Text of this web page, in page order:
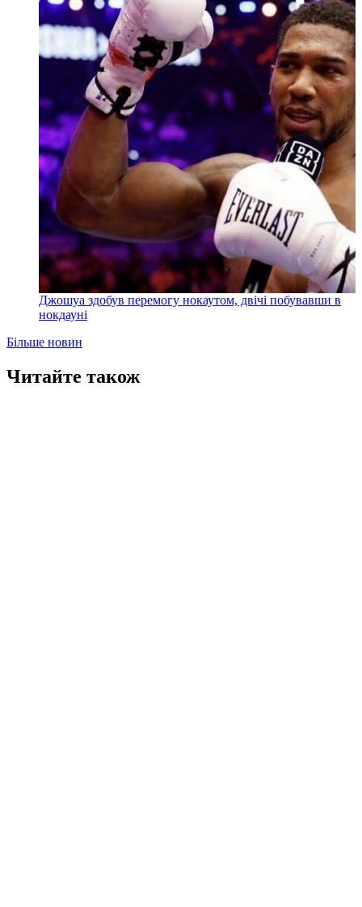
Джошуа здобув перемогу нокаутом, двічі побувавши в
нокдауні
Більше новин
Читайте також